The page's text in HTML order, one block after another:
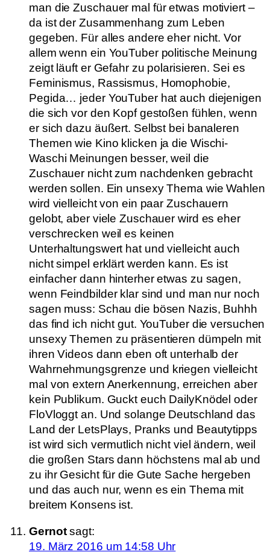
man die Zuschauer mal für etwas motiviert –
da ist der Zusammenhang zum Leben
gegeben. Für alles andere eher nicht. Vor
allem wenn ein YouTuber politische Meinung
zeigt läuft er Gefahr zu polarisieren. Sei es
Feminismus, Rassismus, Homophobie,
Pegida… jeder YouTuber hat auch diejenigen
die sich vor den Kopf gestoßen fühlen, wenn
er sich dazu äußert. Selbst bei banaleren
Themen wie Kino klicken ja die Wischi-
Waschi Meinungen besser, weil die
Zuschauer nicht zum nachdenken gebracht
werden sollen. Ein unsexy Thema wie Wahlen
wird vielleicht von ein paar Zuschauern
gelobt, aber viele Zuschauer wird es eher
verschrecken weil es keinen
Unterhaltungswert hat und vielleicht auch
nicht simpel erklärt werden kann. Es ist
einfacher dann hinterher etwas zu sagen,
wenn Feindbilder klar sind und man nur noch
sagen muss: Schau die bösen Nazis, Buhhh
das find ich nicht gut. YouTuber die versuchen
unsexy Themen zu präsentieren dümpeln mit
ihren Videos dann eben oft unterhalb der
Wahrnehmungsgrenze und kriegen vielleicht
mal von extern Anerkennung, erreichen aber
kein Publikum. Guckt euch DailyKnödel oder
FloVloggt an. Und solange Deutschland das
Land der LetsPlays, Pranks und Beautytipps
ist wird sich vermutlich nicht viel ändern, weil
die großen Stars dann höchstens mal ab und
zu ihr Gesicht für die Gute Sache hergeben
und das auch nur, wenn es ein Thema mit
breitem Konsens ist.
Gernot sagt:
19. März 2016 um 14:58 Uhr